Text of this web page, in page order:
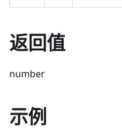
返回值
number
示例